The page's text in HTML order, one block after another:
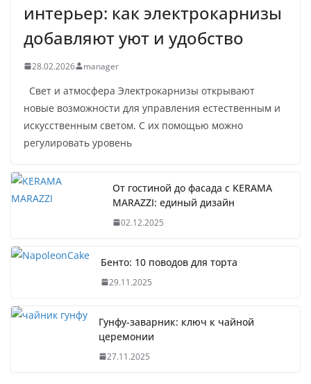
интерьер: как электрокарнизы
добавляют уют и удобство
28.02.2026 manager
Свет и атмосфера Электрокарнизы открывают
новые возможности для управления естественным и
искусственным светом. С их помощью можно
регулировать уровень
От гостиной до фасада с KERAMA
MARAZZI: единый дизайн
02.12.2025
Бенто: 10 поводов для торта
29.11.2025
Гунфу-заварник: ключ к чайной
церемонии
27.11.2025